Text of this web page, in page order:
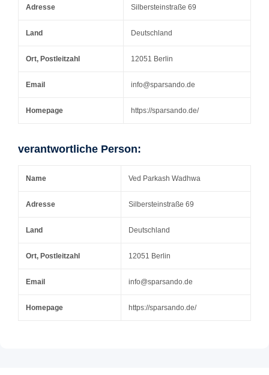
Adresse Silbersteinstraße 69
Land Deutschland
Ort, Postleitzahl 12051 Berlin
Email info@sparsando.de
Homepage https://sparsando.de/
verantwortliche Person:
Name Ved Parkash Wadhwa
Adresse Silbersteinstraße 69
Land Deutschland
Ort, Postleitzahl 12051 Berlin
Email info@sparsando.de
Homepage https://sparsando.de/